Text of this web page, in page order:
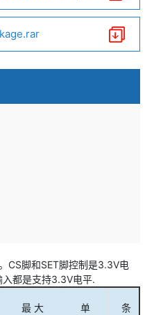
CS脚和SET脚控制是3.3V电
都是支持3.3V电平.
最 大 单 条